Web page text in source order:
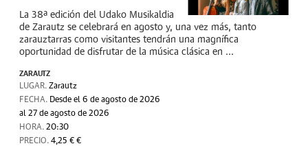
La 38ª edición del Udako Musikaldia
de Zarautz se celebrará en agosto y, una vez más, tanto
zarauztarras como visitantes tendrán una magnífica
oportunidad de disfrutar de la música clásica en ...
ZARAUTZ
LUGAR. Zarautz
FECHA. Desde el 6 de agosto de 2026
al 27 de agosto de 2026
HORA. 20:30
PRECIO. 4,25 € €